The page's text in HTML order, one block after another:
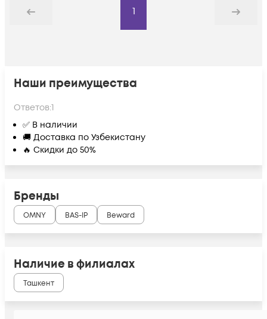
Назад
1
Дальше
Наши преимущества
Ответов:1
✅ В наличии
🚚 Доставка по Узбекистану
🔥 Скидки до 50%
Бренды
OMNY BAS-IP Beward
Наличие в филиалах
Ташкент